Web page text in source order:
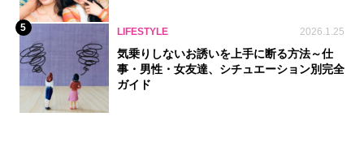
5 LIFESTYLE 2026.1.25
気乗りしないお誘いを上手に断る方法～仕
事・男性・女友達、シチュエーション別完全
ガイド